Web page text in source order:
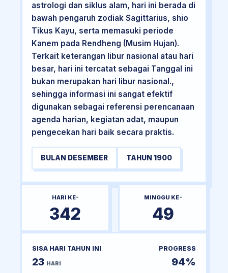
astrologi dan siklus alam, hari ini berada di
bawah pengaruh zodiak Sagittarius, shio
Tikus Kayu, serta memasuki periode
Kanem pada Rendheng (Musim Hujan).
Terkait keterangan libur nasional atau hari
besar, hari ini tercatat sebagai Tanggal ini
bukan merupakan hari libur nasional.,
sehingga informasi ini sangat efektif
digunakan sebagai referensi perencanaan
agenda harian, kegiatan adat, maupun
pengecekan hari baik secara praktis.
BULAN DESEMBER TAHUN 1900
HARI KE-
342
MINGGU KE-
49
SISA HARI TAHUN INI
23 HARI
PROGRESS
94%